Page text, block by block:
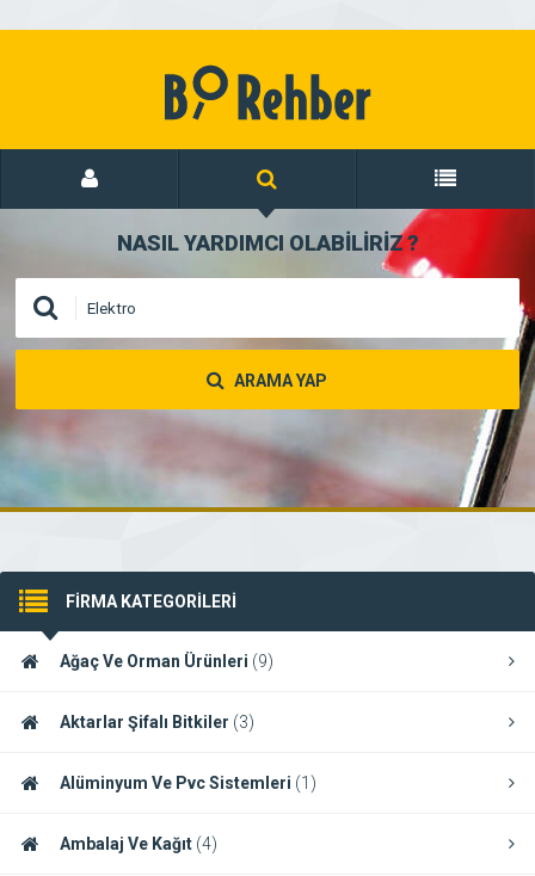
NASIL YARDIMCI OLABİLİRİZ?
ARAMA YAP
FİRMA KATEGORİLERİ
Ağaç Ve Orman Ürünleri (9)
Aktarlar Şifalı Bitkiler (3)
Alüminyum Ve Pvc Sistemleri (1)
Ambalaj Ve Kağıt (4)